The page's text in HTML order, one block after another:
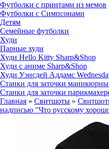
Футболки с принтами из мемов
Футболки с Симпсонами
Детям
Семейные футболки
Худи
Парные худи
Худи Hello Kitty Sharp&Shop
Худи с аниме Sharp&Shop
Худи Уэнсдей Аддамс
Станки для заточки
Станки для заточки
Главная » Свитшоты »
надписью "Что русскому